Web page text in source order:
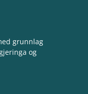
grunnlag
og